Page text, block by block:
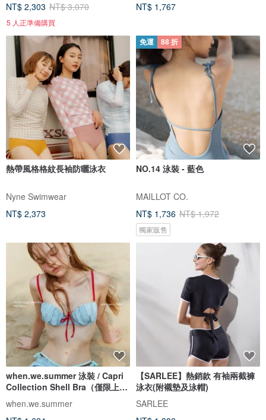
NT$ 2,303 NT$ 3,070
5 人正準備購買
NT$ 1,767
熱帶風格格紋長袖防曬泳衣
Nyne Swimwear
NT$ 2,373
免運 88 折
NO.14 泳裝 - 藍色
MAILLOT CO.
NT$ 1,736 NT$ 1,972
獨家販售
when.we.summer 泳裝 / Capri
Collection Shell Bra（僅限上
衣）
when.we.summer
【SARLEE】熱銷款 有袖兩截褲
泳衣(附襯墊及泳帽)
SARLEE